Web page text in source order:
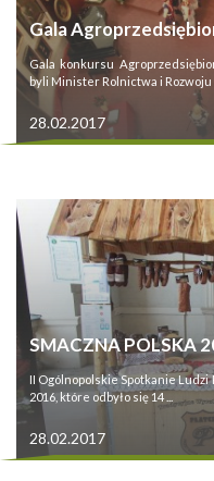
Gala
Gala konkursu
byli Minister Rolnictwa i Rozwoju ...
28.02.2017
SMACZNA POLSKA
II Ogólnopolskie Spotkanie Ludzi
2016, które odbyło się 14 ...
28.02.2017